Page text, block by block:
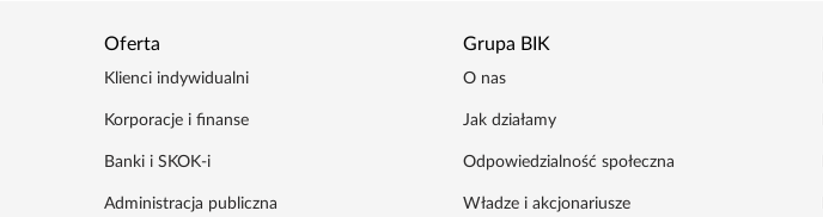
Oferta
Klienci indywidualni
Korporacje i finanse
Banki i SKOK-i
Administracja publiczna
Grupa BIK
O nas
Jak działamy
Odpowiedzialność społeczna
Władze i akcjonariusze